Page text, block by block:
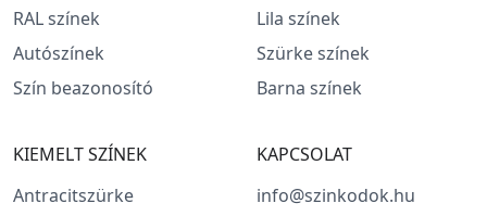
RAL színek
Autószínek
Szín beazonosító
Lila színek
Szürke színek
Barna színek
KIEMELT SZÍNEK
Antracitszürke
KAPCSOLAT
info@szinkodok.hu